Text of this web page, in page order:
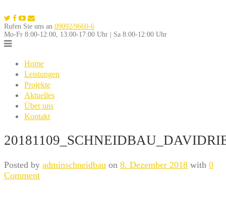
to
content
Rufen Sie uns an 09092/9660-6
Mo-Fr 8:00-12:00, 13:00-17:00 Uhr | Sa 8:00-12:00 Uhr
Home
Leistungen
Projekte
Aktuelles
Über uns
Kontakt
Posted by adminschneidbau on 8. Dezember 2018 with 0
Comment